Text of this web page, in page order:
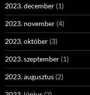
2023. december (1)
2023. november (4)
2023. október (3)
2023. szeptember (1)
2023. augusztus (2)